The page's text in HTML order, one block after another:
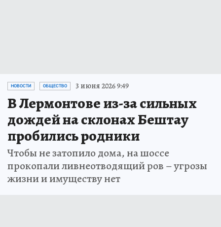
НОВОСТИ ОБЩЕСТВО 3 июня 2026 9:49
В Лермонтове из-за сильных
дождей на склонах Бештау
пробились родники
Чтобы не затопило дома, на шоссе
прокопали ливнеотводящий ров – угрозы
жизни и имуществу нет